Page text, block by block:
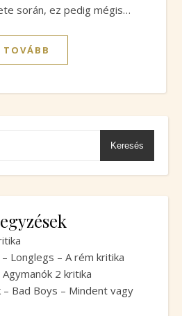
során, ez pedig mégis…
TOVÁBB
Keresés
Longlegs – A rém kritika
2 kritika
Bad Boys – Mindent vagy